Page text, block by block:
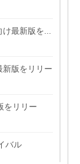
最新版を...
新版をリリー
をリリー
バル